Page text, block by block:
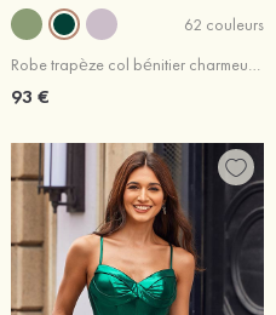
62 couleurs
Robe trapèze col bénitier charmeuse courte/mini robe de fête de la rentrée
93 €